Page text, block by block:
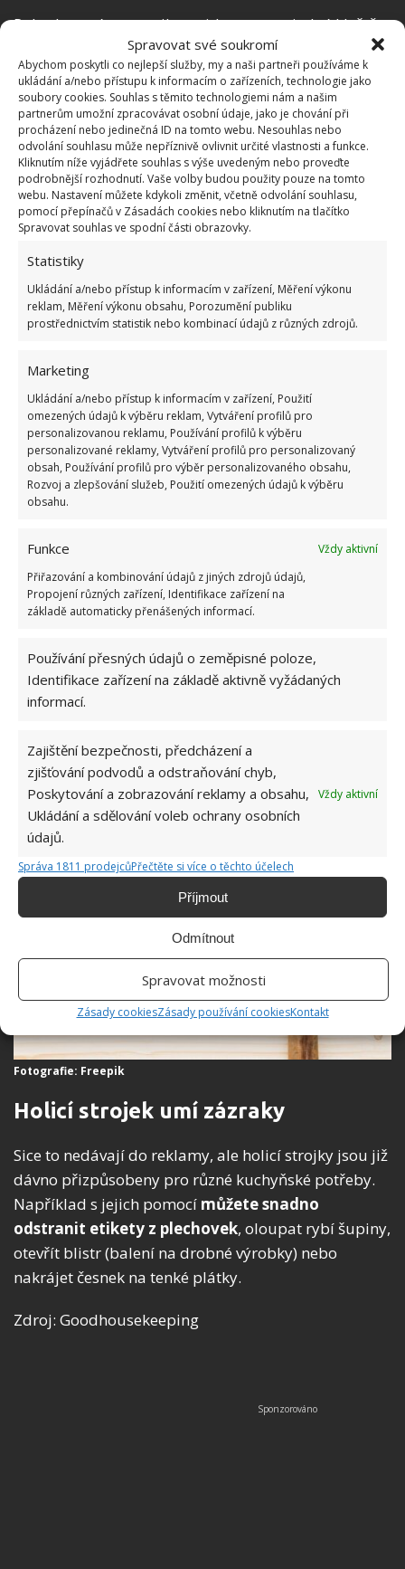
Spravovat své soukromí
Abychom poskytli co nejlepší služby, my a naši partneři používáme k
ukládání a/nebo přístupu k informacím o zařízeních, technologie jako
soubory cookies. Souhlas s těmito technologiemi nám a našim
partnerům umožní zpracovávat osobní údaje, jako je chování při
procházení nebo jedinečná ID na tomto webu. Nesouhlas nebo
odvolání souhlasu může nepříznivě ovlivnit určité vlastnosti a funkce.
Kliknutím níže vyjádřete souhlas s výše uvedeným nebo proveďte
podrobnější rozhodnutí. Vaše volby budou použity pouze na tomto
webu. Nastavení můžete kdykoli změnit, včetně odvolání souhlasu,
pomocí přepínačů v Zásadách cookies nebo kliknutím na tlačítko
Spravovat souhlas ve spodní části obrazovky.
Statistiky
Ukládání a/nebo přístup k informacím v zařízení, Měření výkonu
reklam, Měření výkonu obsahu, Porozumění publiku
prostřednictvím statistik nebo kombinací údajů z různých zdrojů.
Marketing
Ukládání a/nebo přístup k informacím v zařízení, Použití
omezených údajů k výběru reklam, Vytváření profilů pro
personalizovanou reklamu, Používání profilů k výběru
personalizované reklamy, Vytváření profilů pro personalizovaný
obsah, Používání profilů pro výběr personalizovaného obsahu,
Rozvoj a zlepšování služeb, Použití omezených údajů k výběru
obsahu.
Funkce
Vždy aktivní
Přiřazování a kombinování údajů z jiných zdrojů údajů,
Propojení různých zařízení, Identifikace zařízení na
základě automaticky přenášených informací.
Používání přesných údajů o zeměpisné poloze,
Identifikace zařízení na základě aktivně vyžádaných
informací.
Zajištění bezpečnosti, předcházení a
zjišťování podvodů a odstraňování chyb,
Poskytování a zobrazování reklamy a obsahu,
Ukládání a sdělování voleb ochrany osobních
údajů.
Vždy aktivní
Správa 1811 prodejcůPřečtěte si více o těchto účelech
Příjmout
Odmítnout
Spravovat možnosti
Zásady cookiesZásady používání cookiesKontakt
Pokud ve svém vercajku najdete nastavitelné kleště s
dlouhou rukojetí, jste dítětem štěstěny. S jejich
pomocí budevymačkávání šťávy z citrónů a
limeteknaprosto nový zážitek. Budete mít jistotu, že
v nich nezůstala ani kapka. Jehlové kleště můžete
využít při odstraňování kostí z rybích filet.
Fotografie: Freepik
Ochranné brýle v boji proti cibuli
vypláčete oči? S ochrannými brýlemi se těchto
nepříjemných reakcí bát nemusíte.Bude vhodné si
je nasadit i při loupání feferonek.Oči vám jistě
poděkují.
Zkuste využít kladivo
Kladivo se ukázalo jako úžasné řešení pro vyčištění
polovinu, poté prsty rozbijte kůru a poklepejte na ni
kladivem, semena jablka směřují dolů.
Fotografie: Freepik
Holicí strojek umí zázraky
Sice to nedávají do reklamy, ale holicí strojky jsou již
dávno přizpůsobeny pro různé kuchyňské potřeby.
Například s jejich pomocí můžete snadno
odstranit etikety z plechovek, oloupat rybí šupiny,
otevřít blistr (balení na drobné výrobky) nebo
nakrájet česnek na tenké plátky.
Zdroj: Goodhousekeeping